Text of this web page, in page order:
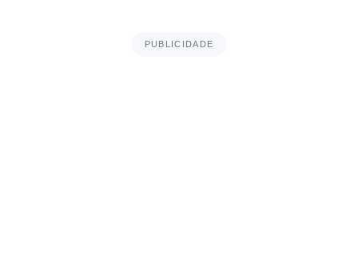
PUBLICIDADE